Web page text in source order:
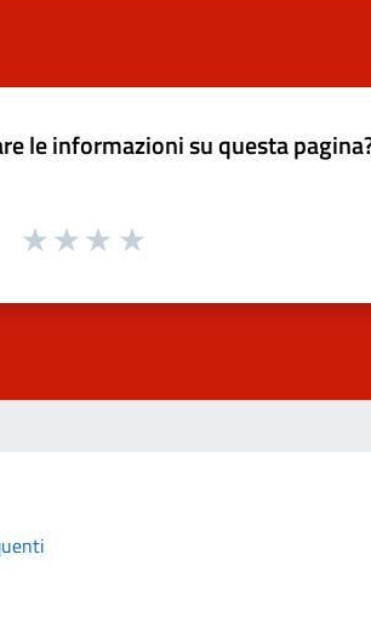
le informazioni su questa